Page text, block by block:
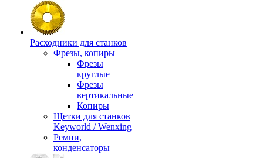
Расходники для станков
Фрезы, копиры
Фрезы
круглые
Фрезы
вертикальные
Копиры
Щетки для станков
Keyworld / Wenxing
Ремни,
конденсаторы